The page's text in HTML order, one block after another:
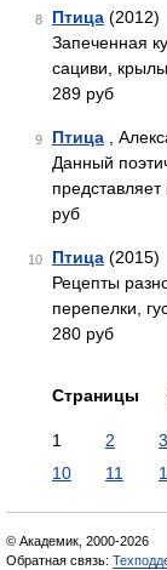
8 Птица (2012)
Запеченная
сациви,
289 руб
9 Птица ,
Данный
руб
10 Птица (2015)
Рецепты
перепелки,
280 руб
Страницы
1 2 3
10
11
© Академик, 2000-2026
Обратная связь: